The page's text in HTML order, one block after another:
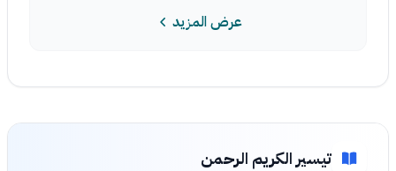
عرض المزيد
تيسير الكريم الرحمن